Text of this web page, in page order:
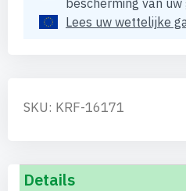
bescherming van uw
Lees uw wettelijke
SKU: KRF-16171
Details